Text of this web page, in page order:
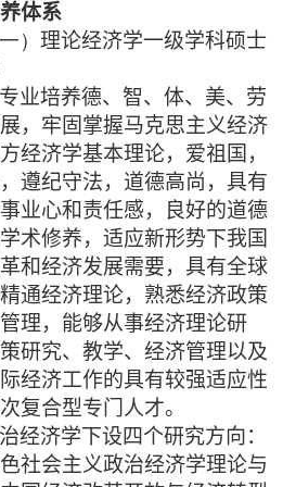
体系
一）理论经济学一级学科硕士
业培养德、智、体、美、劳
，牢固掌握马克思主义经济
经济学基本理论，爱祖国，
遵纪守法，道德高尚，具有
业心和责任感，良好的道德
术修养，适应新形势下我国
和经济发展需要，具有全球
通经济理论，熟悉经济政策
理，能够从事经济理论研
研究、教学、经济管理以及
经济工作的具有较强适应性
复合型专门人才。
经济学下设四个研究方向：
社会主义政治经济学理论与